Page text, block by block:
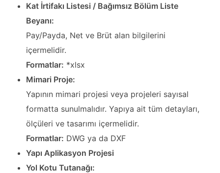
Kat İrtifakı Listesi / Bağımsız Bölüm Liste
Beyanı:
Pay/Payda, Net ve Brüt alan bilgilerini
içermelidir.
Formatlar: *xlsx
Mimari Proje:
Yapının mimari projesi veya projeleri sayısal
formatta sunulmalıdır. Yapıya ait tüm detayları,
ölçüleri ve tasarımı içermelidir.
Formatlar: DWG ya da DXF
Yapı Aplikasyon Projesi
Yol Kotu Tutanağı: